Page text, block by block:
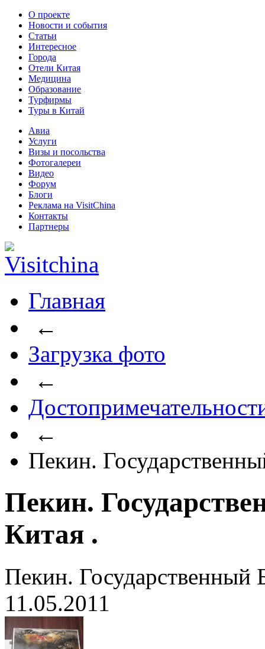
О проекте
Новости и события
Статьи
Интересное
Города
Отели Китая
Медицина
Образование
Турфирмы
Туры в Китай
Авиа
Услуги
Визы и посольства
Фотогалереи
Видео
Форум
Блоги
Реклама на VisitChina
Контакты
Партнеры
Главная
←
Загрузка фото
←
←
Пекин.
Пекин.
Китая .
Пекин. Государственный
11.05.2011